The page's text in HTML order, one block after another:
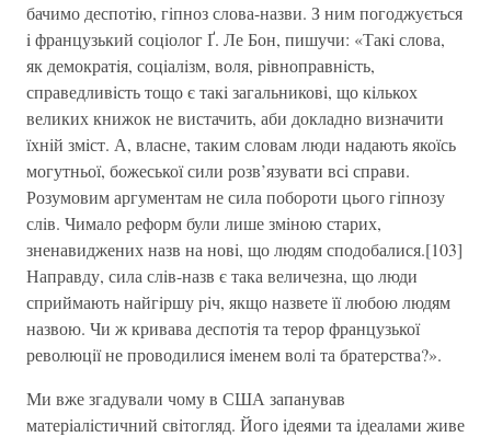
бачимо деспотiю, гiпноз слова-назви. З ним погоджується
i французький соцiолог Ґ. Ле Бон, пишучи: «Такi слова,
як демократiя, соцiалiзм, воля, рiвноправнiсть,
справедливiсть тощо є такi загальниковi, що кiлькох
великих книжок не вистачить, аби докладно визначити
їхнiй змiст. А, власне, таким словам люди надають якоїсь
могутньої, божеської сили розв’язувати всi справи.
Розумовим аргументам не сила побороти цього гiпнозу
слiв. Чимало реформ були лише змiною старих,
зненавиджених назв на новi, що людям сподобалися.[103]
Направду, сила слiв-назв є така величезна, що люди
сприймають найгiршу рiч, якщо назвете її любою людям
назвою. Чи ж кривава деспотiя та терор французької
революцiї не проводилися iменем волi та братерства?».
Ми вже згадували чому в США запанував
матерiалiстичний свiтогляд. Його iдеями та iдеалами живе